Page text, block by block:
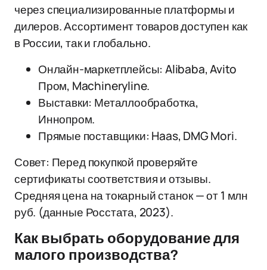
через специализированные платформы и
дилеров. Ассортимент товаров доступен как
в России, так и глобально.
Онлайн-маркетплейсы: Alibaba, Avito
Пром, Machineryline.
Выставки: Металлообработка,
Иннопром.
Прямые поставщики: Haas, DMG Mori.
Совет: Перед покупкой проверяйте
сертификаты соответствия и отзывы.
Средняя цена на токарный станок — от 1 млн
руб. (данные Росстата, 2023).
Как выбрать оборудование для
малого производства?